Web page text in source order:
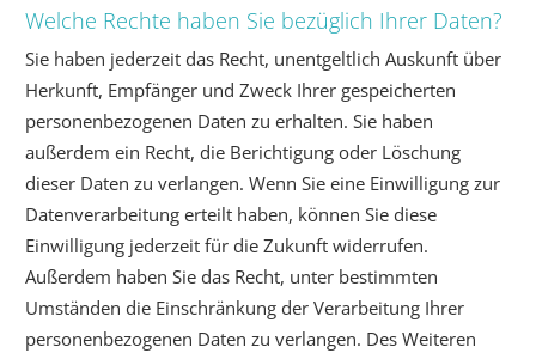
Welche Rechte haben Sie bezüglich Ihrer Daten?
Sie haben jederzeit das Recht, unentgeltlich Auskunft über
Herkunft, Empfänger und Zweck Ihrer gespeicherten
personenbezogenen Daten zu erhalten. Sie haben
außerdem ein Recht, die Berichtigung oder Löschung
dieser Daten zu verlangen. Wenn Sie eine Einwilligung zur
Datenverarbeitung erteilt haben, können Sie diese
Einwilligung jederzeit für die Zukunft widerrufen.
Außerdem haben Sie das Recht, unter bestimmten
Umständen die Einschränkung der Verarbeitung Ihrer
personenbezogenen Daten zu verlangen. Des Weiteren